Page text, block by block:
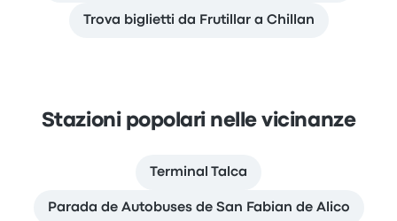
Trova biglietti da Frutillar a Chillan
Stazioni popolari nelle vicinanze
Terminal Talca
Parada de Autobuses de San Fabian de Alico